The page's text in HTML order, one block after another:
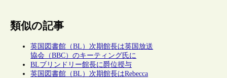
類似の記事
英国図書館（BL）次期館長は英国放送
協会（BBC）のキーティング氏に
BLブリンドリー館長に爵位授与
英国図書館（BL）次期館長はRebecca